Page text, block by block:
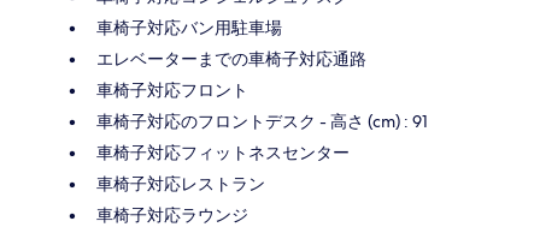
車椅子対応バン用駐車場
エレベーターまでの車椅子対応通路
車椅子対応フロント
車椅子対応のフロントデスク - 高さ (cm) : 91
車椅子対応フィットネスセンター
車椅子対応レストラン
車椅子対応ラウンジ